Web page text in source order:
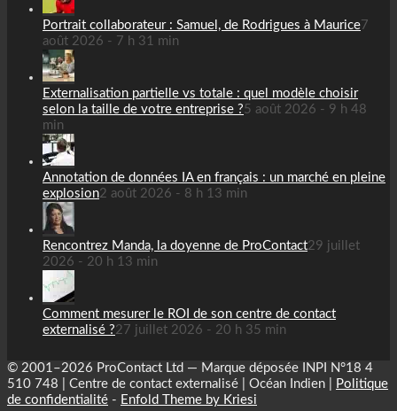
Portrait collaborateur : Samuel, de Rodrigues à Maurice7
août 2026 - 7 h 31 min
Externalisation partielle vs totale : quel modèle choisir
selon la taille de votre entreprise ?5 août 2026 - 9 h 48
min
Annotation de données IA en français : un marché en pleine
explosion2 août 2026 - 8 h 13 min
Rencontrez Manda, la doyenne de ProContact29 juillet
2026 - 20 h 13 min
Comment mesurer le ROI de son centre de contact
externalisé ?27 juillet 2026 - 20 h 35 min
© 2001–2026 ProContact Ltd — Marque déposée INPI N°18 4
510 748 | Centre de contact externalisé | Océan Indien |
Politique
de confidentialité - Enfold Theme by Kriesi